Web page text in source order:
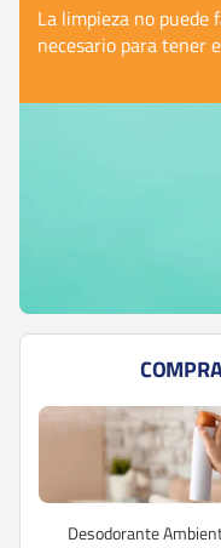
La limpieza no
necesario para
Desodorante